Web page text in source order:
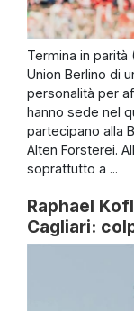
Termina in parità
Union Berlino di
personalità per
hanno sede nel
partecipano alla
Alten Forsterei.
soprattutto a ...
Raphael
Cagliari: